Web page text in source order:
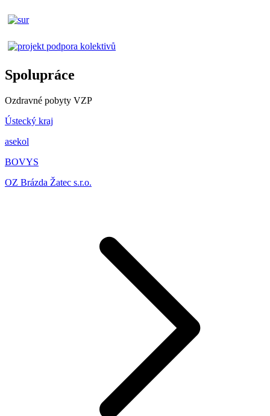
Spolupráce
Ozdravné pobyty VZP
Ústecký kraj
asekol
BOVYS
OZ Brázda Žatec s.r.o.